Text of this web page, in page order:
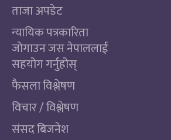
ताजा अपडेट
न्यायिक पत्रकारिता
जोगाउन जस नेपाललाई
सहयोग गर्नुहोस्
फैसला विश्लेषण
विचार / विश्लेषण
संसद बिजनेश